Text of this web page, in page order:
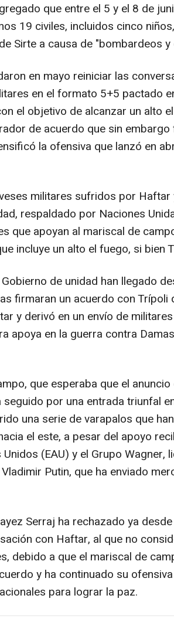
que entre el 5 y el 8 de
19 civiles, incluidos cinco
Sirte a causa de "bombardeos y
en mayo reiniciar las
en el formato 5+5 pactado
el objetivo de alcanzar un alto
de acuerdo que sin
la ofensiva que lanzó en
militares sufridos por Haftar
respaldado por Naciones
que apoyan al mariscal de
incluye un alto el fuego, si bien
de unidad han llegado
firmaran un acuerdo con Trípoli
y derivó en un envío de
apoya en la guerra contra
que esperaba que el
por una entrada triunfal
una serie de varapalos que
el este, a pesar del apoyo
(EAU) y el Grupo Wagner,
Putin, que ha enviado
Serraj ha rechazado ya
con Haftar, al que no
debido a que el mariscal de
y ha continuado su
para lograr la paz.